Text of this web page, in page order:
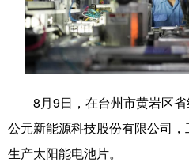
法律 中央文件
食品 人居
城市 旅游
彩票
8月9日，在台州市黄岩区省
公元新能源科技股份有限公司
生产太阳能电池片。